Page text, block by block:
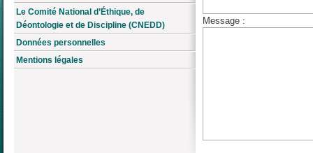
Le Comité National d’Éthique, de
Déontologie et de Discipline (CNEDD)
Données personnelles
Mentions légales
Message :